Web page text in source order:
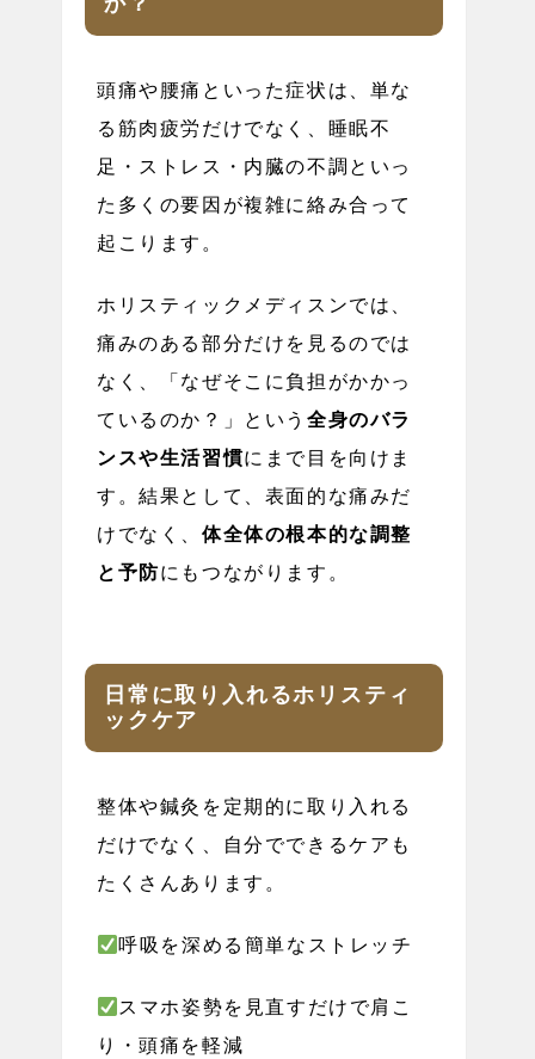
頭痛や腰痛といった症状は、単な
る筋肉疲労だけでなく、睡眠不
足・ストレス・内臓の不調といっ
た多くの要因が複雑に絡み合って
起こります。
ホリスティックメディスンでは、
痛みのある部分だけを見るのでは
なく、「なぜそこに負担がかかっ
ているのか？」という全身のバラ
ンスや生活習慣にまで目を向けま
す。結果として、表面的な痛みだ
けでなく、 体全体の根本的な調整
と予防にもつながります。
日常に取り入れるホリスティ
ックケア
整体や鍼灸を定期的に取り入れる
だけでなく、自分でできるケアも
たくさんあります。
呼吸を深める簡単なストレッチ
スマホ姿勢を見直すだけで肩こ
り・頭痛を軽減